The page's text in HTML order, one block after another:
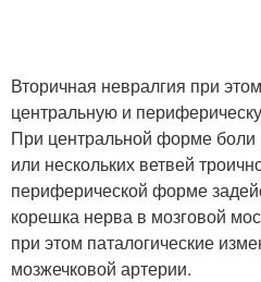
Вторичная невралгия при
центральную и
При центральной форме боли
или нескольких ветвей
периферической форме
корешка нерва в мозговой
при этом паталогические
мозжечковой артерии.